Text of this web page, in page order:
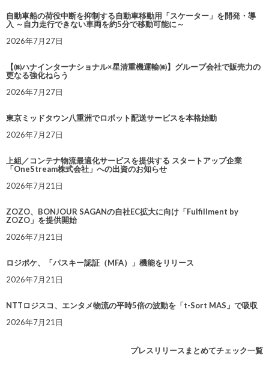
自動車船の荷役中断を抑制する自動車移動用「スケーター」を開発・導
入 ～自力走行できない車両を約5分で移動可能に～
2026年7月27日
【㈱ハナインターナショナル×星清重機運輸㈱】グループ会社で販売力の
更なる強化ねらう
2026年7月27日
東京ミッドタウン八重洲でロボット配送サービスを本格始動
2026年7月27日
上組／コンテナ物流最適化サービスを提供する スタートアップ企業
「OneStream株式会社」への出資のお知らせ
2026年7月21日
ZOZO、BONJOUR SAGANの自社EC拡大に向け「Fulfillment by
ZOZO」を提供開始
2026年7月21日
ロジポケ、「パスキー認証（MFA）」機能をリリース
2026年7月21日
NTTロジスコ、エンタメ物流の平時5倍の波動を「t-Sort MAS」で吸収
2026年7月21日
プレスリリースまとめてチェック一覧